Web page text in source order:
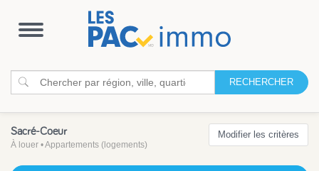
Ouvrir
RECHERCHER
Sacré-Coeur
À louer •Appartements (logements)
Modifier les critères